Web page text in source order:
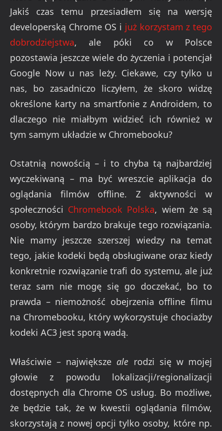
Jakiś czas temu przesiadłem się na wersję
developerską Chrome OS i już korzystam z tego
dobrodziejstwa, ale póki co w Polsce
pozostawia jeszcze wiele do życzenia i potencjał
Google Now u nas leży. Ciekawe, czy tylko u
nas, bo zasadniczo liczyłem, że skoro widzę
określone karty na smartfonie z Androidem, to
dlaczego nie miałbym widzieć ich również w
tym samym układzie w Chromebooku?
Ostatnią nowością – i to chyba tą najbardziej
wyczekiwaną – ma być wreszcie aplikacja do
oglądania filmów offline. Z aktywności w
społeczności Chromebook Polska, wiem że są
osoby, którym bardzo brakuje tego rozwiązania.
Nie mamy jeszcze szerszej wiedzy na temat
tego, jakie kodeki będą obsługiwane oraz kiedy
konkretnie rozwiązanie trafi do systemu, ale już
teraz sam nie mogę się go doczekać, bo to
prawda – niemożność obejrzenia offline filmu
na Chromebooku, który wykorzystuje chociażby
kodeki AC3 jest sporą wadą.
Właściwie – największe ale rodzi się w mojej
głowie z powodu lokalizacji/regionalizacji
dostępnych dla Chrome OS usług. Bo możliwe,
że będzie tak, że w kwestii oglądania filmów,
skorzystają z nowej opcji tylko osoby, które np.